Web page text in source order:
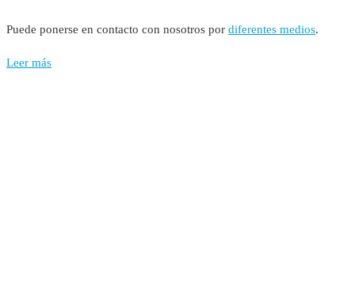
Puede ponerse en contacto con nosotros por diferentes medios.
Leer más